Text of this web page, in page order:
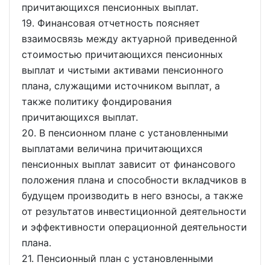
причитающихся пенсионных выплат.
19. Финансовая отчетность поясняет
взаимосвязь между актуарной приведенной
стоимостью причитающихся пенсионных
выплат и чистыми активами пенсионного
плана, служащими источником выплат, а
также политику фондирования
причитающихся выплат.
20. В пенсионном плане с установленными
выплатами величина причитающихся
пенсионных выплат зависит от финансового
положения плана и способности вкладчиков в
будущем производить в него взносы, а также
от результатов инвестиционной деятельности
и эффективности операционной деятельности
плана.
21. Пенсионный план с установленными